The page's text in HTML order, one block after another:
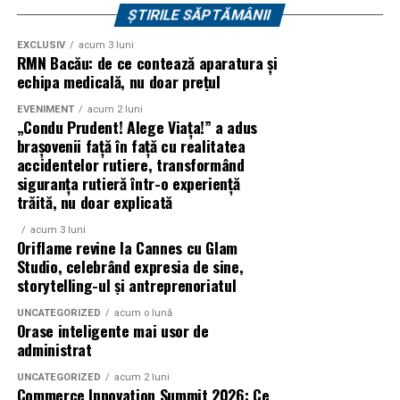
Dacă m-ar întreba cineva astăzi dacă recomand
constelațiile familiale individuale, răspunsul meu ar fi
simplu: le recomand oamenilor care sunt dispuși să își
pună întrebări sincere despre ei înșiși și care înțeleg că o
astfel de ședință poate deschide perspective pe care,
singuri, poate nu le-am fi observat.
Cum alegi corect echipamentul de
suport?
Alegerea unui model potrivit depinde direct de
greutatea bolnavului și de gradul său de mobilitate.
Sistemele cu celule tubulare oferă o descărcare a
presiunii mult mai eficientă în comparație cu cele de tip
fagure, fiind recomandate persoanelor complet
imobilizate. De asemenea, compresorul trebuie să
funcționeze fără întrerupere, menținând presiunea
setată în funcție de kilogramele utilizatorului. O
presiune prea mare va transforma suprafața într-un
Factori secundari care
influențează rezistența pielii
ȘTIRILE SĂPTĂMÂNII
EXCLUSIV acum 3 luni
RMN Bacău: de ce contează aparatura și
echipa medicală, nu doar prețul
EVENIMENT acum 2 luni
„Condu Prudent! Alege Viața!” a adus
brașovenii față în față cu realitatea
accidentelor rutiere, transformând
siguranța rutieră într-o experiență
trăită, nu doar explicată
acum 3 luni
Oriflame revine la Cannes cu Glam
Studio, celebrând expresia de sine,
storytelling-ul și antreprenoriatul
UNCATEGORIZED acum o lună
Orase inteligente mai usor de
administrat
UNCATEGORIZED acum 2 luni
Commerce Innovation Summit 2026: Ce